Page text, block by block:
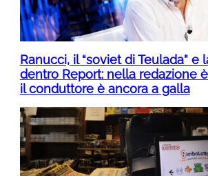
Ranucci, il “soviet di Teulada” e
dentro Report: nella redazione
il conduttore è ancora a galla